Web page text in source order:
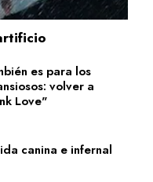
es para los
volver a
Love"
canina e infernal